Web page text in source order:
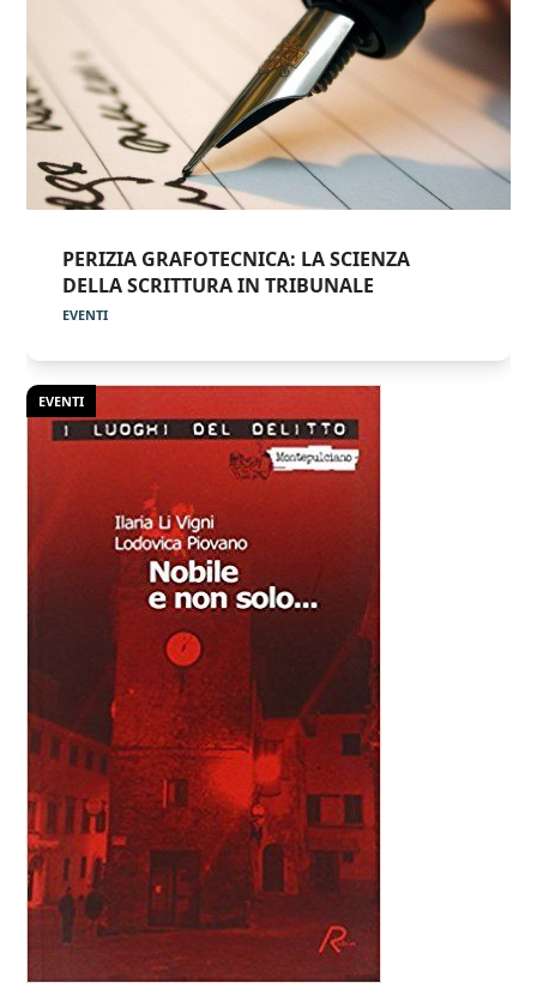
PERIZIA GRAFOTECNICA: LA SCIENZA
DELLA SCRITTURA IN TRIBUNALE
EVENTI
EVENTI